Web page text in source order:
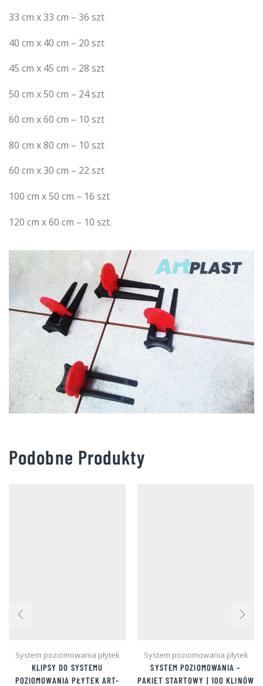
33 cm x 33 cm – 36 szt
40 cm x 40 cm – 20 szt
45 cm x 45 cm – 28 szt
50 cm x 50 cm – 24 szt
60 cm x 60 cm – 10 szt
80 cm x 80 cm – 10 szt
60 cm x 30 cm – 22 szt
100 cm x 50 cm – 16 szt
120 cm x 60 cm – 10 szt.
Podobne Produkty
System poziomowania płytek
KLIPSY DO SYSTEMU
POZIOMOWANIA PŁYTEK ART-
System poziomowania płytek
SYSTEM POZIOMOWANIA –
PAKIET STARTOWY | 100 KLINÓW